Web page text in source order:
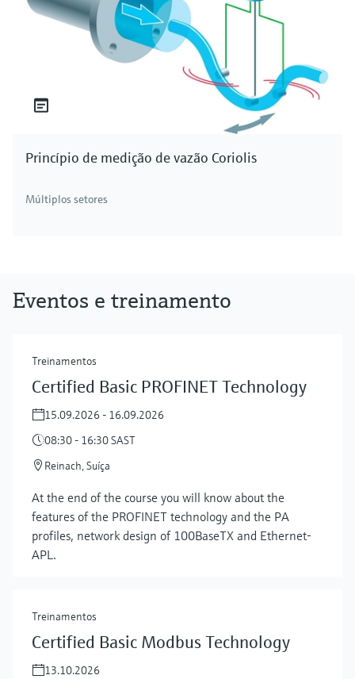
Princípio de medição de vazão Coriolis
Múltiplos setores
Eventos e treinamento
Treinamentos
Certified Basic PROFINET Technology
15.09.2026 - 16.09.2026
08:30 - 16:30 SAST
Reinach, Suíça
At the end of the course you will know about the
features of the PROFINET technology and the PA
profiles, network design of 100BaseTX and Ethernet-
APL.
Treinamentos
Certified Basic Modbus Technology
13.10.2026